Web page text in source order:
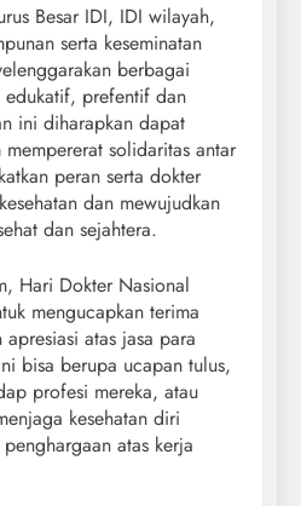
Besar IDI, IDI wilayah,
serta keseminatan
berbagai
edukatif, prefentif dan
ini diharapkan dapat
solidaritas antar
peran serta dokter
dan mewujudkan
dan sejahtera.
Hari Dokter Nasional
mengucapkan terima
atas jasa para
bisa berupa ucapan tulus,
profesi mereka, atau
kesehatan diri
atas kerja